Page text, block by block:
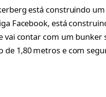
está construindo
Facebook, está
vai contar com um
de 1,80 metros e com